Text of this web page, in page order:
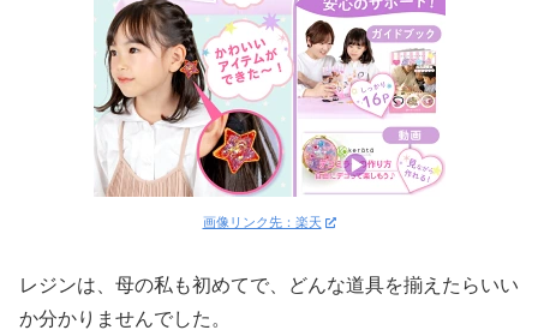
画像リンク先：楽天
レジンは、母の私も初めてで、どんな道具を揃えたらいい
か分かりませんでした。